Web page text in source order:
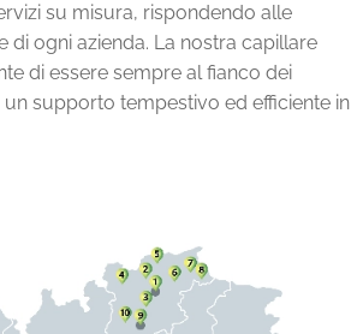
su misura, rispondendo alle
di ogni azienda. La nostra capillare
di essere sempre al fianco dei
supporto tempestivo ed efficiente in